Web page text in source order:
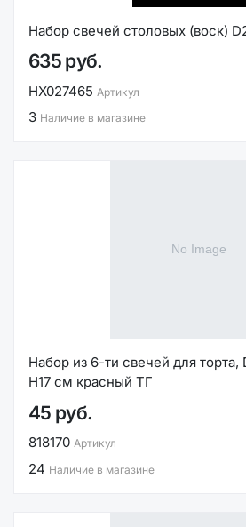
Набор свечей столовых (воск)
635 руб.
НХ027465 Артикул
3 Наличие в магазине
Набор из 6-ти свечей для торта,
H17 см красный ТГ
45 руб.
818170 Артикул
24 Наличие в магазине